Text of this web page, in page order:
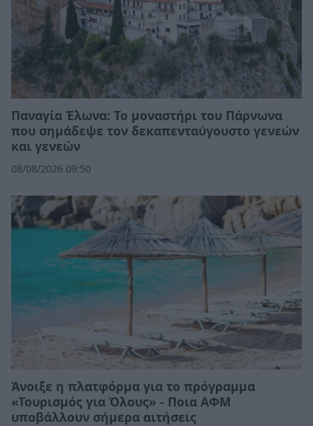
Παναγία Έλωνα: Το μοναστήρι του Πάρνωνα
που σημάδεψε τον δεκαπενταύγουστο γενεών
και γενεών
08/08/2026 09:50
Άνοιξε η πλατφόρμα για το πρόγραμμα
«Τουρισμός για Όλους» - Ποια ΑΦΜ
υποβάλλουν σήμερα αιτήσεις